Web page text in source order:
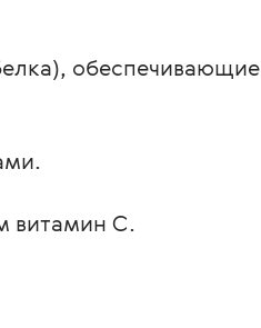
обеспечивающие
витамин С.